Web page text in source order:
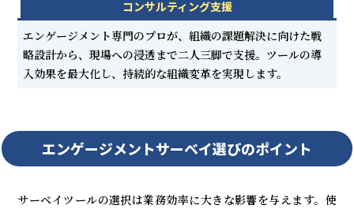
コンサルティング支援
エンゲージメント専門のプロが、組織の課題解決に向けた戦
略設計から、現場への浸透まで二人三脚で支援。ツールの導
入効果を最大化し、持続的な組織変革を実現します。
エンゲージメントサーベイ選びのポイント
サーベイツールの選択は業務効率に大きな影響を与えます。使